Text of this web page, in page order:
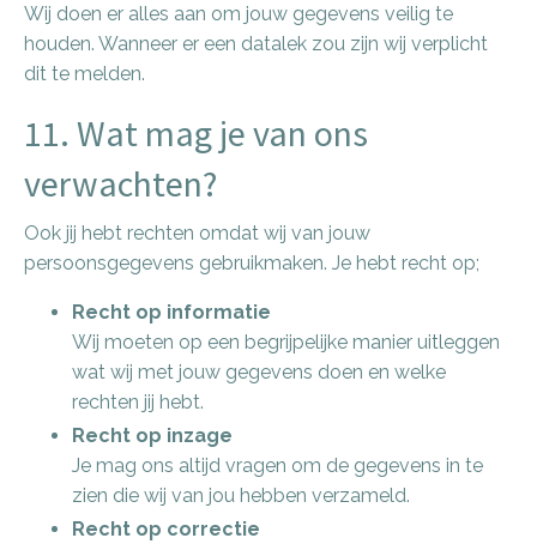
Wij doen er alles aan om jouw gegevens veilig te
houden. Wanneer er een datalek zou zijn wij verplicht
dit te melden.
11. Wat mag je van ons
verwachten?
Ook jij hebt rechten omdat wij van jouw
persoonsgegevens gebruikmaken. Je hebt recht op;
Recht op informatie
Wij moeten op een begrijpelijke manier uitleggen
wat wij met jouw gegevens doen en welke
rechten jij hebt.
Recht op inzage
Je mag ons altijd vragen om de gegevens in te
zien die wij van jou hebben verzameld.
Recht op correctie